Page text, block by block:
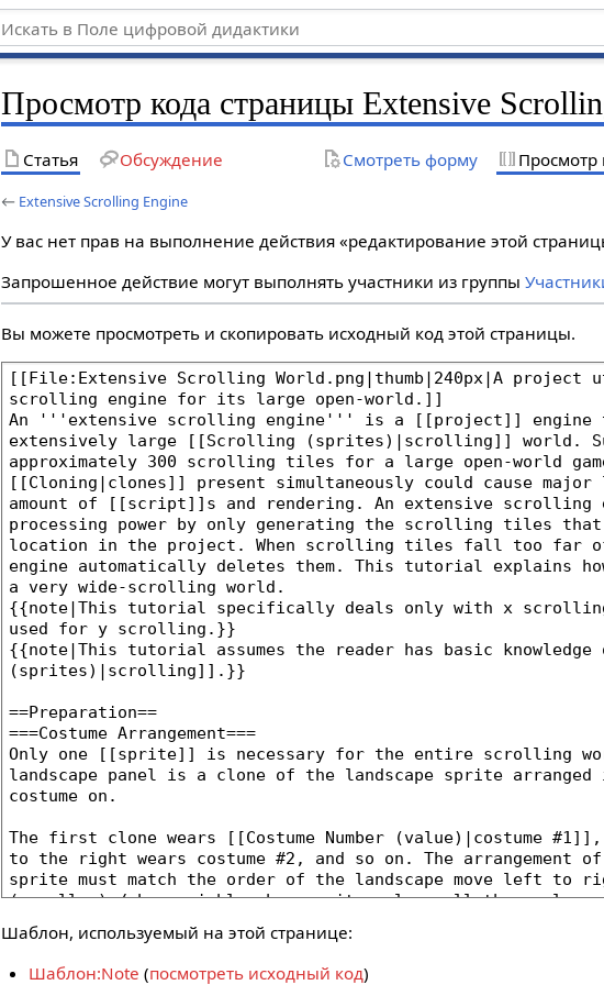
Просмотр кода страницы Extensive
Статья Обсуждение Смотреть форму Просмотр
← Extensive Scrolling Engine
У вас нет прав на выполнение действия «редактирование этой
Запрошенное действие могут выполнять участники из группы
Вы можете просмотреть и скопировать исходный код этой страницы.
Шаблон, используемый на этой странице:
Шаблон:Note (посмотреть исходный код)